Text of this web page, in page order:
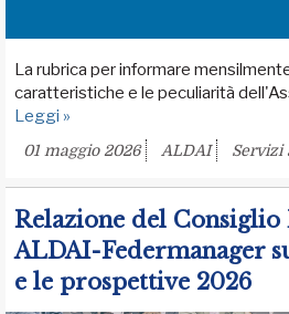
La rubrica per informare
caratteristiche e le peculiarità
Leggi »
01 maggio 2026 ALDAI Servizi
Relazione del
ALDAI-Federmanager
e le prospettive 2026